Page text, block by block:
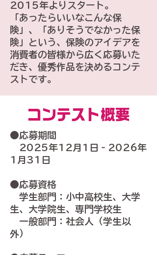
2015年よりスタート。
「あったらいいなこんな保
険」、「ありそうでなかった保
険」という、保険のアイデアを
消費者の皆様から広く応募いた
だき、優秀作品を決めるコンテ
ストです。
​コンテスト概要
​●応募期間
2025年12月1日‐2026年
1月31日
​●応募資格
学生部門：小中高校生、大学
生、大学院生、専門学校生
一般部門：社会人（学生以
外）